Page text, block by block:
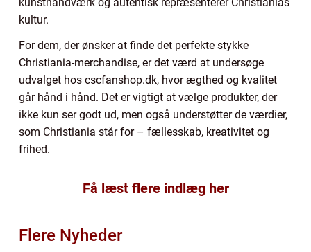
kultur.
For dem, der ønsker at finde det perfekte stykke
Christiania-merchandise, er det værd at undersøge
udvalget hos cscfanshop.dk, hvor ægthed og kvalitet
går hånd i hånd. Det er vigtigt at vælge produkter, der
ikke kun ser godt ud, men også understøtter de værdier,
som Christiania står for – fællesskab, kreativitet og
frihed.
Få læst flere indlæg her
Flere Nyheder